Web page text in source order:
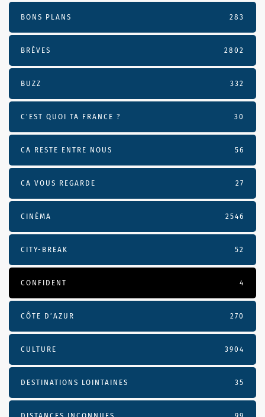
BONS PLANS 283
BRÈVES 2802
BUZZ 332
C'EST QUOI TA FRANCE ? 30
CA RESTE ENTRE NOUS 56
CA VOUS REGARDE 27
CINÉMA 2546
CITY-BREAK 52
CONFIDENT 4
CÔTE D’AZUR 270
CULTURE 3904
DESTINATIONS LOINTAINES 35